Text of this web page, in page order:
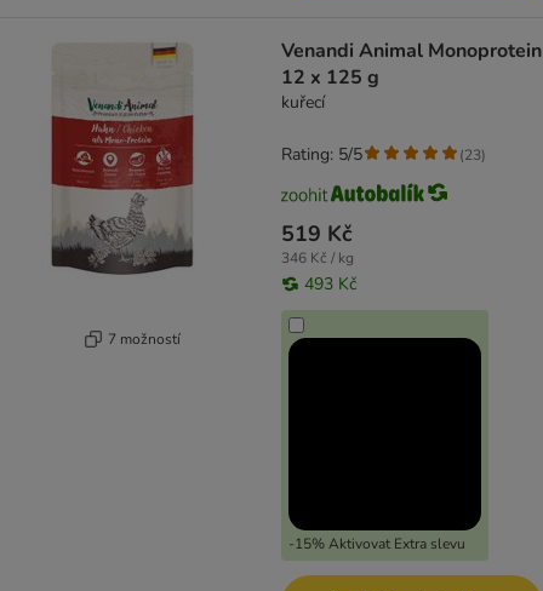
7 možností
Venandi Animal Monoprotein
12 x 125 g
kuřecí
519 Kč
346 Kč / kg
493 Kč
-15% Aktivovat Extra slevu
Rating: 5/5 (23)